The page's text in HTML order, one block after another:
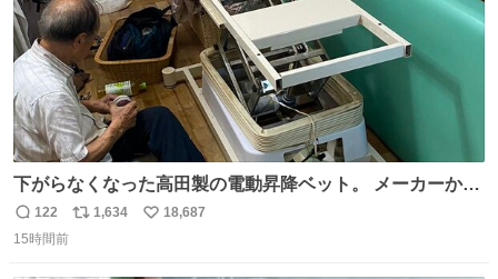
下がらなくなった高田製の電動昇降ベット。 メーカーから
は、完全に見放されたんですが、 見事に85歳の父が治しま
した。 うちの父は、トヨタカローラのボディをオート生産
返
信
122
リ
1,634
い
18,687
15時間前